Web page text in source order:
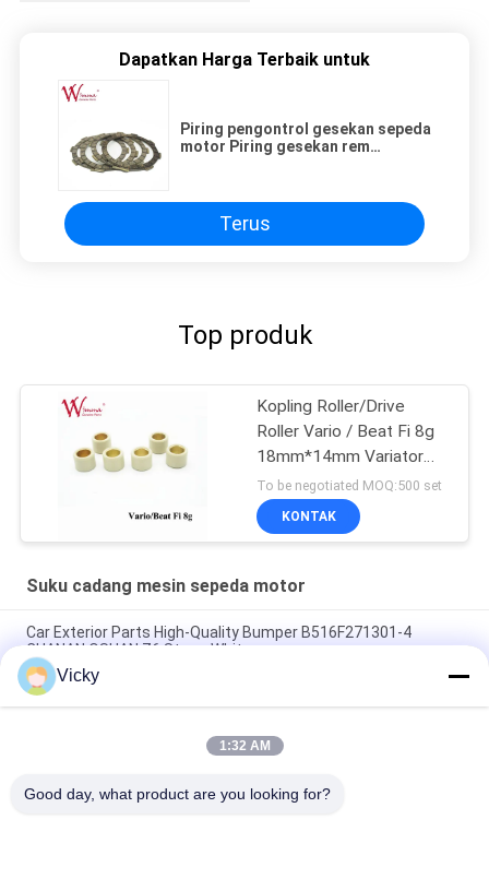
Dapatkan Harga Terbaik untuk
Piring pengontrol gesekan sepeda
motor Piring gesekan rem
Terus
Top produk
Kopling Roller/Drive
Roller Vario / Beat Fi 8g
18mm*14mm Variator
Karet & Paduan
To be negotiated MOQ:500 set
KONTAK
Suku cadang mesin sepeda motor
Car Exterior Parts High-Quality Bumper B516F271301-4
CHANAN OSHAN​ Z6 Starry White
Motor starter Honda EX5 Mesin Sepeda Motor suku cadang
Grosir Murah Dengan Kinerja Tinggi
Sepeda motor busi untuk CPR8EAIX-9 China Pemasok Sistem
Vicky
1:32 AM
Good day, what product are you looking for?